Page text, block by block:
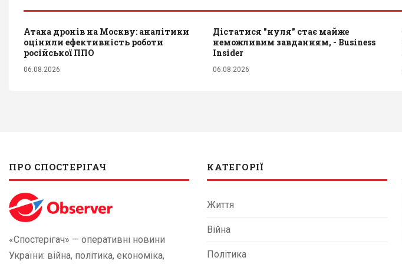
Атака дронів на Москву: аналітики
оцінили ефективність роботи
російської ППО
06.08.2026
Дістатися "нуля" стає майже
неможливим завданням, - Business
Insider
06.08.2026
ПРО СПОСТЕРІГАЧ
«Спостерігач» — оперативні новини
України: війна, політика, економіка,
КАТЕГОРІЇ
Життя
Війна
Політика